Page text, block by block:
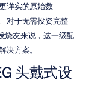
详实的原始数
对于无需投资完整
烧友来说，这一级配
决方案。
头戴式设